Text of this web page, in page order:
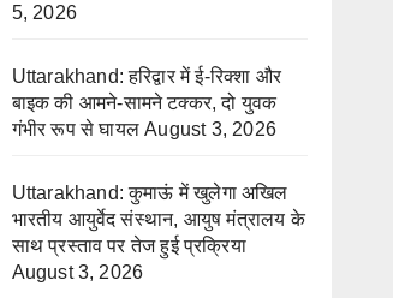
5, 2026
Uttarakhand: हरिद्वार में ई-रिक्शा और
बाइक की आमने-सामने टक्कर, दो युवक
गंभीर रूप से घायल August 3, 2026
Uttarakhand: कुमाऊं में खुलेगा अखिल
भारतीय आयुर्वेद संस्थान, आयुष मंत्रालय के
साथ प्रस्ताव पर तेज हुई प्रक्रिया
August 3, 2026